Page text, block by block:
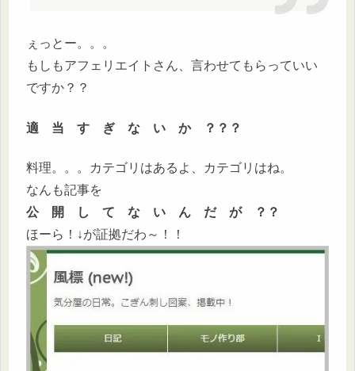
ぇっとー。。。
もしもアフェリエイトさん、言わせてもらっていい
ですか？？
適 当 す ぎ な い か ？？？
料理。。。カテゴリはあるよ、カテゴリはね。
なんも記事を
公 開 し て な い ん だ が ？？
ほーら！↓が証拠だわ～！！